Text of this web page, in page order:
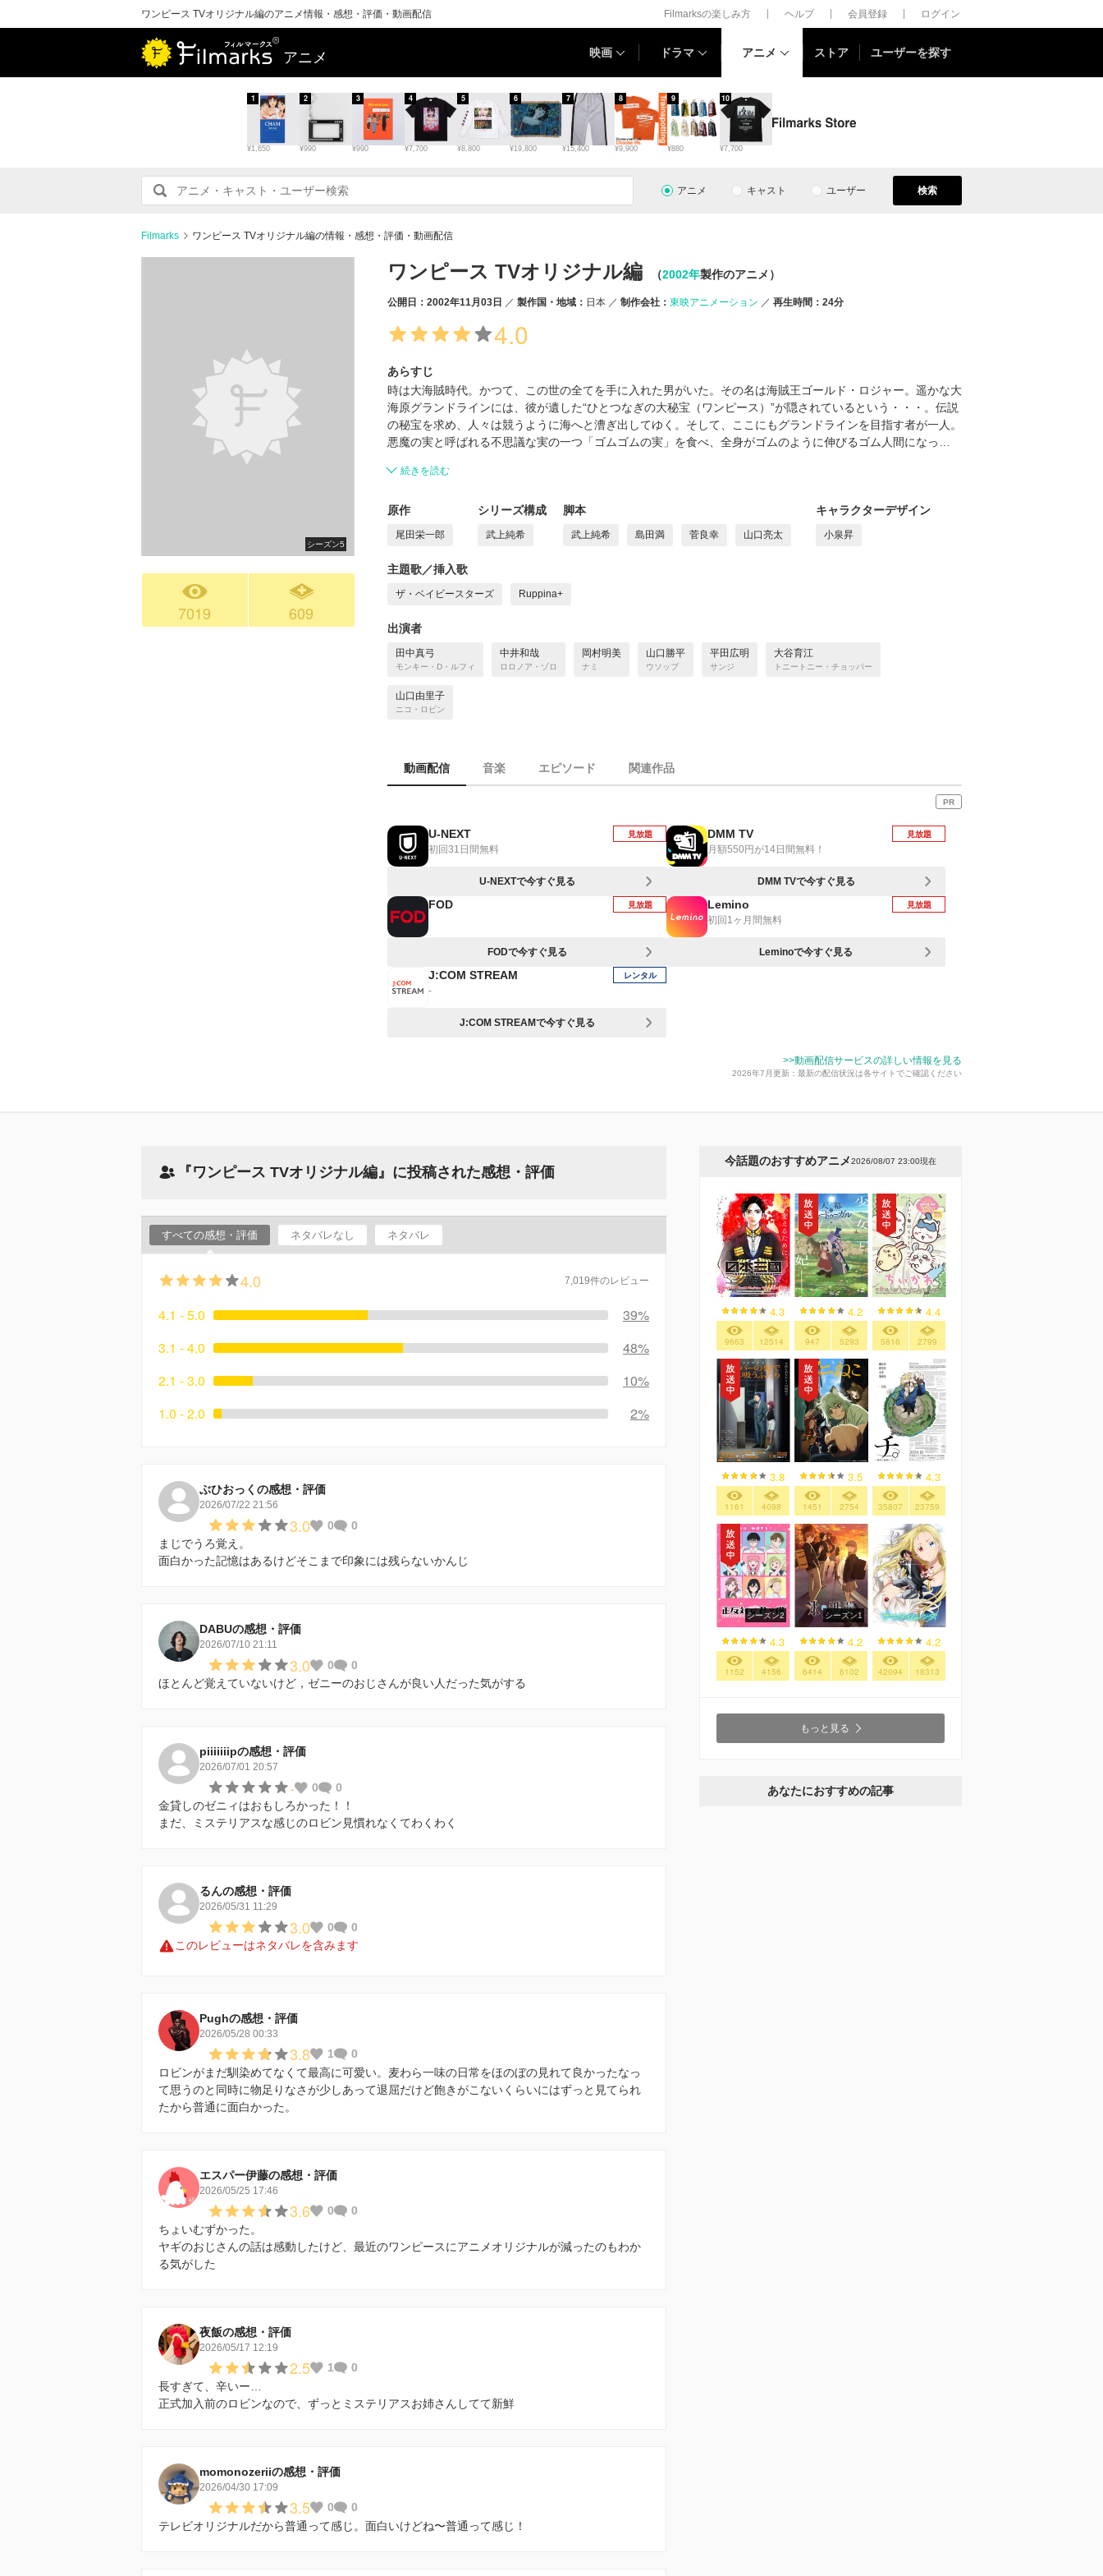
ワンピース TVオリジナル編のアニメ情報・感想・評価・動画配信 Filmarksの楽しみ方 ヘルプ 会員登録 ログイン
アニメ 映画 ドラマ アニメ ストア ユーザーを探す
¥1,650
1
¥990
2
¥990
3
¥7,700
4
¥8,800
5
¥19,800
6
¥15,400
7
¥9,900
8
¥880
9
¥7,700
10
アニメ キャスト ユーザー 検索
Filmarks ワンピース TVオリジナル編の情報・感想・評価・動画配信
シーズン5
7019 609
ワンピース TVオリジナル編 （2002年製作のアニメ）
公開日：2002年11月03日 製作国・地域： 日本 制作会社： 東映アニメーション 再生時間：24分
4.0
あらすじ
時は大海賊時代。かつて、この世の全てを手に入れた男がいた。その名は海賊王ゴールド・ロジャー。遥かな大
海原グランドラインには、彼が遺した“ひとつなぎの大秘宝（ワンピース）”が隠されているという・・・。伝説
の秘宝を求め、人々は競うように海へと漕ぎ出してゆく。そして、ここにもグランドラインを目指す者が一人。
悪魔の実と呼ばれる不思議な実の一つ「ゴムゴムの実」を食べ、全身がゴムのように伸びるゴム人間になっ…
続きを読む
原作
尾田栄一郎
シリーズ構成
武上純希
脚本
武上純希 島田満 菅良幸 山口亮太
キャラクターデザイン
小泉昇
主題歌／挿入歌
ザ・ベイビースターズ Ruppina+
出演者
田中真弓
モンキー・D・ルフィ
中井和哉
ロロノア・ゾロ
岡村明美
ナミ
山口勝平
ウソップ
平田広明
サンジ
大谷育江
トニートニー・チョッパー
山口由里子
ニコ・ロビン
動画配信 音楽 エピソード 関連作品
PR
U-NEXT
初回31日間無料
見放題
U-NEXTで今すぐ見る
DMM TV
月額550円が14日間無料！
見放題
DMM TVで今すぐ見る
FOD 見放題
FODで今すぐ見る
Lemino
初回1ヶ月間無料
見放題
Leminoで今すぐ見る
J:COM STREAM
-
レンタル
J:COM STREAMで今すぐ見る
>>動画配信サービスの詳しい情報を見る
2026年7月更新：最新の配信状況は各サイトでご確認ください
『ワンピース TVオリジナル編』に投稿された感想・評価
すべての感想・評価 ネタバレなし ネタバレ
4.0 7,019件のレビュー
4.1 - 5.0
39%
3.1 - 4.0
48%
2.1 - 3.0
10%
1.0 - 2.0
2%
ぶひおっくの感想・評価
2026/07/22 21:56
3.0 0
0
まじでうろ覚え。
面白かった記憶はあるけどそこまで印象には残らないかんじ
DABUの感想・評価
2026/07/10 21:11
3.0 0
0
ほとんど覚えていないけど，ゼニーのおじさんが良い人だった気がする
piiiiiiipの感想・評価
2026/07/01 20:57
- 0
0
金貸しのゼニィはおもしろかった！！
まだ、ミステリアスな感じのロビン見慣れなくてわくわく
るんの感想・評価
2026/05/31 11:29
3.0 0
0
このレビューはネタバレを含みます
Pughの感想・評価
2026/05/28 00:33
3.8 1
0
ロビンがまだ馴染めてなくて最高に可愛い。麦わら一味の日常をほのぼの見れて良かったなっ
て思うのと同時に物足りなさが少しあって退屈だけど飽きがこないくらいにはずっと見てられ
たから普通に面白かった。
エスパー伊藤の感想・評価
2026/05/25 17:46
3.6 0
0
ちょいむずかった。
ヤギのおじさんの話は感動したけど、最近のワンピースにアニメオリジナルが減ったのもわか
る気がした
夜飯の感想・評価
2026/05/17 12:19
2.5 1
0
長すぎて、辛いー…
正式加入前のロビンなので、ずっとミステリアスお姉さんしてて新鮮
momonozeriiの感想・評価
2026/04/30 17:09
3.5 0
0
テレビオリジナルだから普通って感じ。面白いけどね〜普通って感じ！
今話題のおすすめアニメ2026/08/07 23:00現在
4.3
9663 12514
4.2
947 5293
4.4
5816 2799
3.8
1161 4098
3.5
1451 2754
4.3
35807 23759
シーズン2
4.3
1152 4156
シーズン1
4.2
6414 6102
4.2
42094 18313
もっと見る
あなたにおすすめの記事